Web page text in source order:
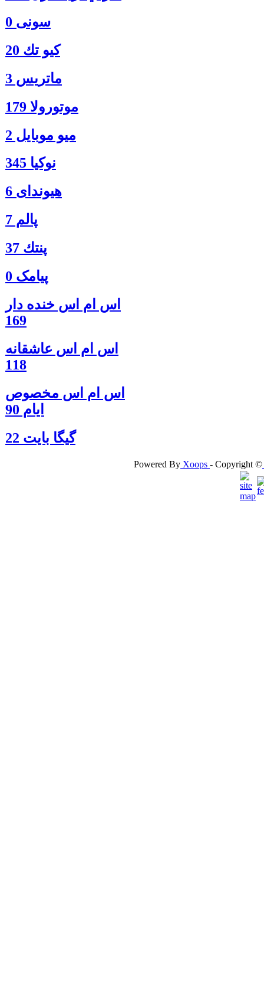
سونی 0
كيو تك 20
ماتريس 3
موتورولا 179
ميو موبايل 2
نوكيا 345
هیوندای 6
پالم 7
پنتك 37
پیامک 0
اس ام اس خنده دار
169
اس ام اس عاشقانه
118
اس ام اس مخصوص
ایام 90
گيگا بايت 22
Powered By Xoops - Copyright ©